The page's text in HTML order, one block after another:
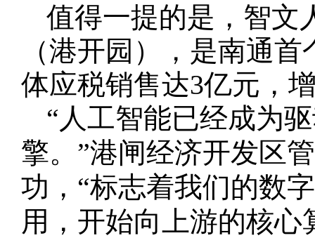
值得一提的是，智文
（港开园），是南通
体应税销售达3亿元，
“人工智能已经成为
擎。”港闸经济开发区
功，“标志着我们的数
用，开始向上游的核